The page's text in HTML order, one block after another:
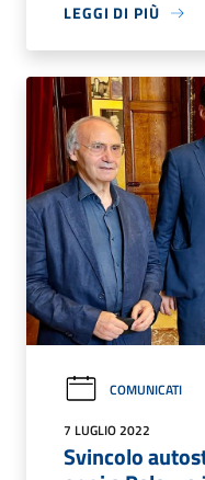
LEGGI DI PIÙ
COMUNICATI
7 LUGLIO 2022
Svincolo